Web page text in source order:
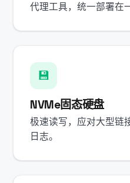
代理工具，统一部署在
💾
NVMe固态硬盘
极速读写，应对大型链
日志。